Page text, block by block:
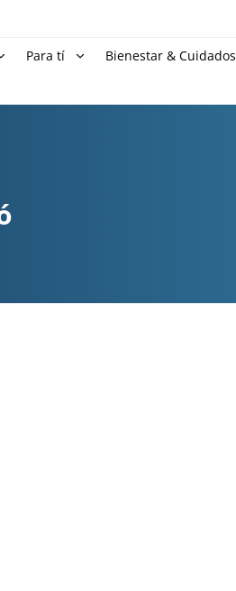
Para tí Bienestar & Cuidados